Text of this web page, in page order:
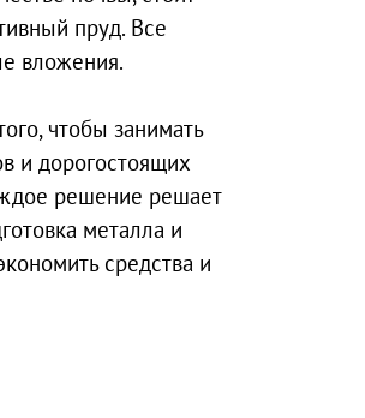
пруд. Все
вложения.
чтобы занимать
и дорогостоящих
решение решает
металла и
средства и